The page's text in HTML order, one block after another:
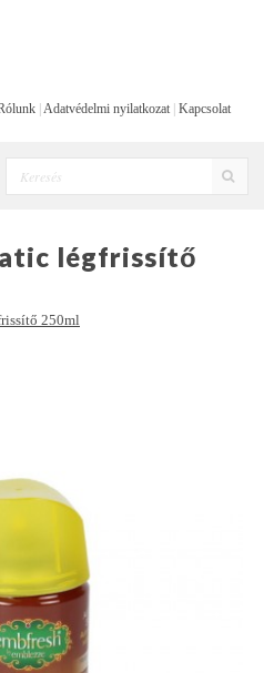
Adatvédelmi nyilatkozat Kapcsolat
légfrissítő
250ml